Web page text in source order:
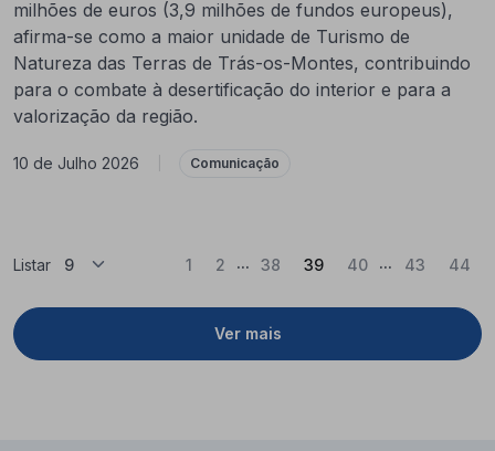
milhões de euros (3,9 milhões de fundos europeus),
afirma-se como a maior unidade de Turismo de
Natureza das Terras de Trás-os-Montes, contribuindo
para o combate à desertificação do interior e para a
valorização da região.
10 de Julho 2026 Comunicação
Listar
Ver mais
1 2 ... 38 39(Atual)
40 ... 43 44